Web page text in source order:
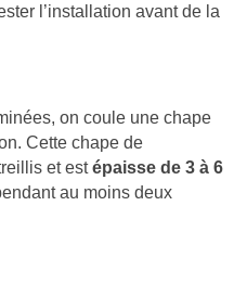
l’installation avant de la
on coule une chape
Cette chape de
et estépaisse de 3 à 6
au moins deux